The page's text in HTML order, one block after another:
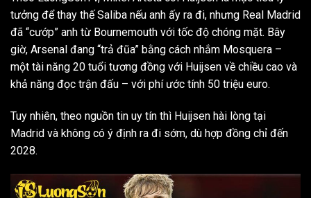
tưởng để thay thế Saliba nếu anh ấy ra đi, nhưng Real Madrid
đã “cướp” anh từ Bournemouth với tốc độ chóng mặt. Bây
giờ, Arsenal đang “trả đũa” bằng cách nhắm Mosquera –
một tài năng 20 tuổi tương đồng với Huijsen về chiều cao và
khả năng đọc trận đấu – với phí ước tính 50 triệu euro.
Tuy nhiên, theo nguồn tin uy tín thì Huijsen hài lòng tại
Madrid và không có ý định ra đi sớm, dù hợp đồng chỉ đến
2028.